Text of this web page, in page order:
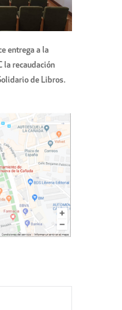
entrega a la
la recaudación
de Libros.